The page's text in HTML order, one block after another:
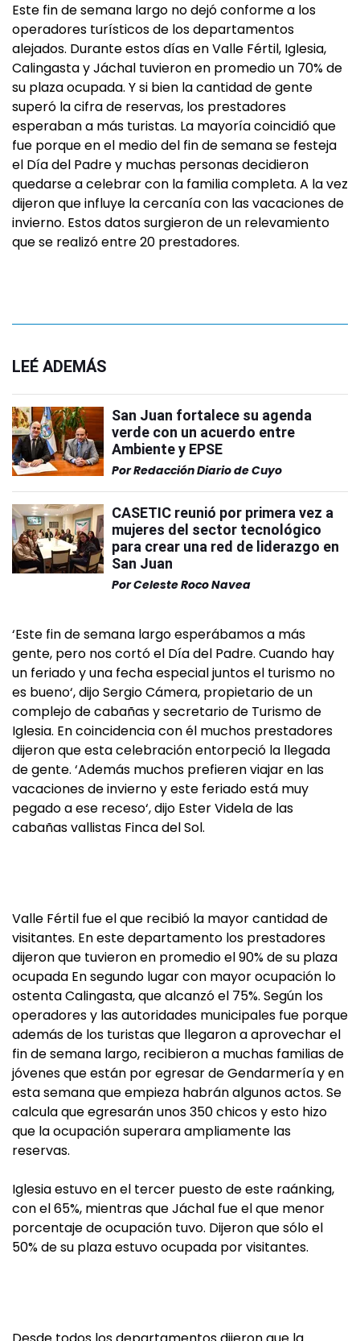
Este fin de semana largo no dejó conforme a los
operadores turísticos de los departamentos
alejados. Durante estos días en Valle Fértil, Iglesia,
Calingasta y Jáchal tuvieron en promedio un 70% de
su plaza ocupada. Y si bien la cantidad de gente
superó la cifra de reservas, los prestadores
esperaban a más turistas. La mayoría coincidió que
fue porque en el medio del fin de semana se festeja
el Día del Padre y muchas personas decidieron
quedarse a celebrar con la familia completa. A la vez
dijeron que influye la cercanía con las vacaciones de
invierno. Estos datos surgieron de un relevamiento
que se realizó entre 20 prestadores.
LEÉ ADEMÁS
San Juan fortalece su agenda
verde con un acuerdo entre
Ambiente y EPSE
PorRedacción Diario de Cuyo
CASETIC reunió por primera vez a
mujeres del sector tecnológico
para crear una red de liderazgo en
San Juan
PorCeleste Roco Navea
‘Este fin de semana largo esperábamos a más
gente, pero nos cortó el Día del Padre. Cuando hay
un feriado y una fecha especial juntos el turismo no
es bueno‘, dijo Sergio Cámera, propietario de un
complejo de cabañas y secretario de Turismo de
Iglesia. En coincidencia con él muchos prestadores
dijeron que esta celebración entorpeció la llegada
de gente. ‘Además muchos prefieren viajar en las
vacaciones de invierno y este feriado está muy
pegado a ese receso‘, dijo Ester Videla de las
cabañas vallistas Finca del Sol.
Valle Fértil fue el que recibió la mayor cantidad de
visitantes. En este departamento los prestadores
dijeron que tuvieron en promedio el 90% de su plaza
ocupada En segundo lugar con mayor ocupación lo
ostenta Calingasta, que alcanzó el 75%. Según los
operadores y las autoridades municipales fue porque
además de los turistas que llegaron a aprovechar el
fin de semana largo, recibieron a muchas familias de
jóvenes que están por egresar de Gendarmería y en
esta semana que empieza habrán algunos actos. Se
calcula que egresarán unos 350 chicos y esto hizo
que la ocupación superara ampliamente las
reservas.
Iglesia estuvo en el tercer puesto de este raánking,
con el 65%, mientras que Jáchal fue el que menor
porcentaje de ocupación tuvo. Dijeron que sólo el
50% de su plaza estuvo ocupada por visitantes.